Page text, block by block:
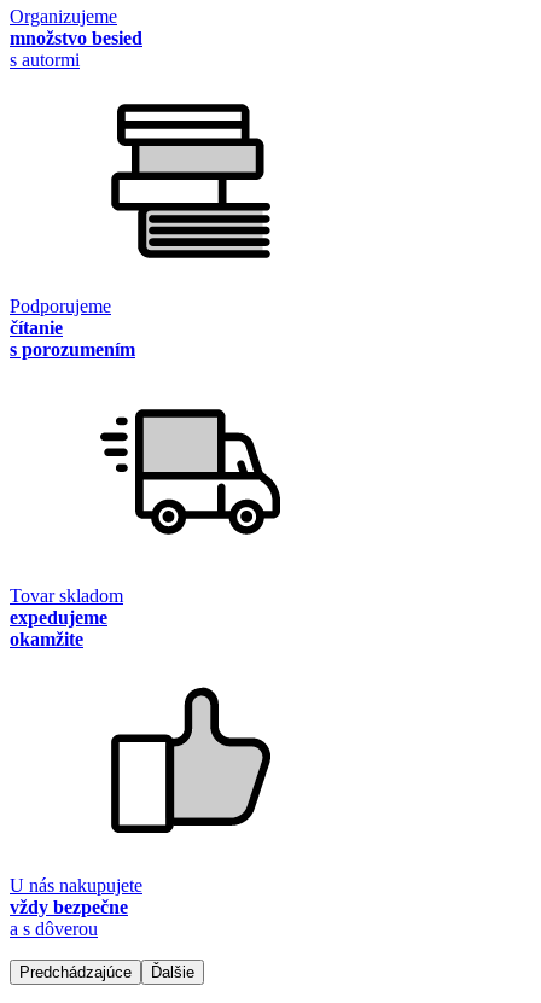
Organizujeme
množstvo besied
s autormi
Podporujeme
čítanie
s porozumením
Tovar skladom
expedujeme
okamžite
U nás nakupujete
vždy bezpečne
a s dôverou
Predchádzajúce Ďalšie